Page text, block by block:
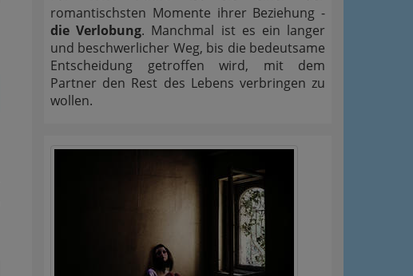
romantischsten Momente ihrer Beziehung -
die Verlobung. Manchmal ist es ein langer
und beschwerlicher Weg, bis die bedeutsame
Entscheidung getroffen wird, mit dem
Partner den Rest des Lebens verbringen zu
wollen.